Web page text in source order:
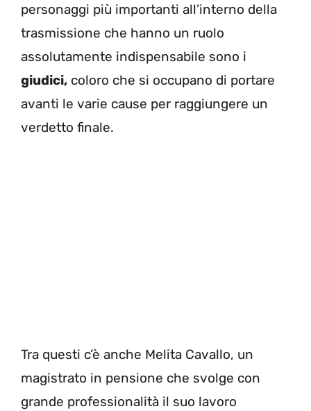
personaggi più importanti all’interno della
trasmissione che hanno un ruolo
assolutamente indispensabile sono i
giudici, coloro che si occupano di portare
avanti le varie cause per raggiungere un
verdetto finale.
Tra questi c’è anche Melita Cavallo, un
magistrato in pensione che svolge con
grande professionalità il suo lavoro